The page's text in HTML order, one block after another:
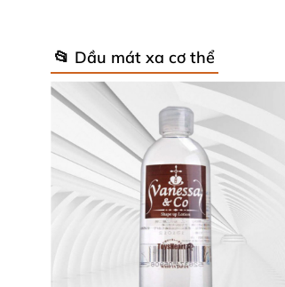
Xuất xứ từ Mỹ.
Công dụngcủa từng
Vị táo: Có mùi hương nhẹ
Vị dâu: Có mùi hương dành
Vị bơ nóng: Có mùi hơi cay
📂 Dầu mát xa cơ thể